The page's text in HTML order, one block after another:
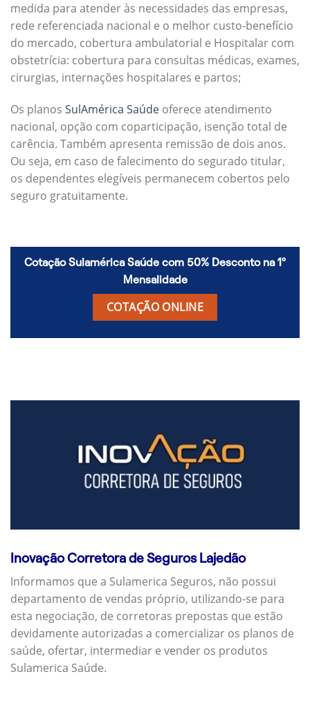
medida para atender às necessidades das empresas,
rede referenciada nacional e o melhor custo-benefício
do mercado, cobertura ambulatorial e Hospitalar com
obstetrícia: cobertura para consultas médicas, exames,
cirurgias, internações hospitalares e partos;
Os planos SulAmérica Saúde oferece atendimento
nacional, opção com coparticipação, isenção total de
carência. Também apresenta remissão de dois anos.
Ou seja, em caso de falecimento do segurado titular,
os dependentes elegíveis permanecem cobertos pelo
seguro gratuitamente.
Cotação Sulamérica Saúde com 50% Desconto na 1º
Mensalidade
COTAÇÃO ONLINE
Inovação Corretora de Seguros Lajedão
Informamos que a Sulamerica Seguros, não possui
departamento de vendas próprio, utilizando-se para
esta negociação, de corretoras prepostas que estão
devidamente autorizadas a comercializar os planos de
saúde, ofertar, intermediar e vender os produtos
Sulamerica Saúde.